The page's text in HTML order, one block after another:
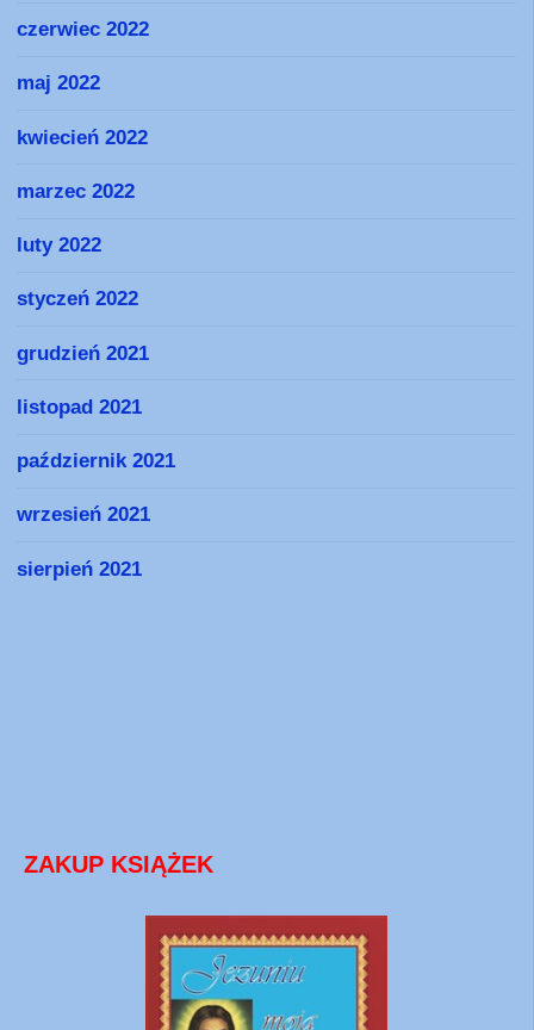
czerwiec 2022
maj 2022
kwiecień 2022
marzec 2022
luty 2022
styczeń 2022
grudzień 2021
listopad 2021
październik 2021
wrzesień 2021
sierpień 2021
ZAKUP KSIĄŻEK